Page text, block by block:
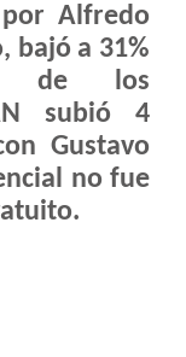
Alfredo
bajó a 31%
de los
subió 4
Gustavo
no fue